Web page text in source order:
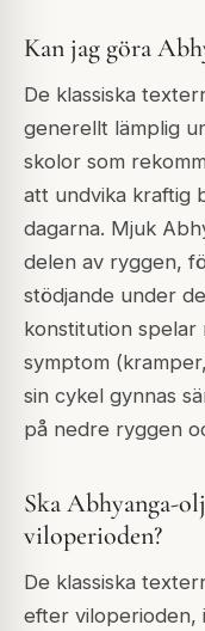
Kan jag göra
De klassiska
generellt lämplig
skolor som
att undvika kraftig
dagarna. Mjuk
delen av ryggen,
stödjande under
konstitution spelar
symptom
sin cykel gynnas
på nedre ryggen
Ska Abhyanga-
viloperioden?
De klassiska
efter viloperioden,